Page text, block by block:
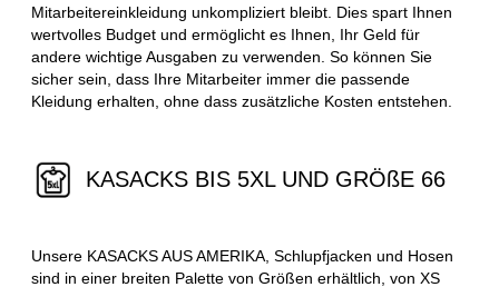
Mitarbeitereinkleidung unkompliziert bleibt. Dies spart Ihnen
wertvolles Budget und ermöglicht es Ihnen, Ihr Geld für
andere wichtige Ausgaben zu verwenden. So können Sie
sicher sein, dass Ihre Mitarbeiter immer die passende
Kleidung erhalten, ohne dass zusätzliche Kosten entstehen.
KASACKS BIS 5XL UND GRÖßE 66
Unsere KASACKS AUS AMERIKA, Schlupfjacken und Hosen
sind in einer breiten Palette von Größen erhältlich, von XS